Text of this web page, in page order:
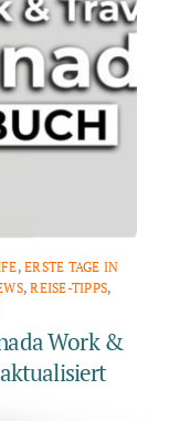
,ERSTE TAGE IN
,REISE-TIPPS,
Work &